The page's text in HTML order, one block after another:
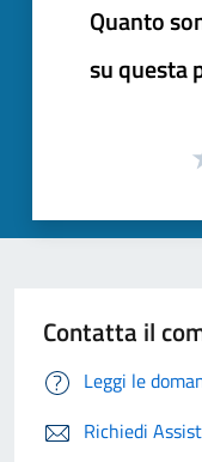
Quanto
su questa
Contatta il
Leggi le
Richiedi